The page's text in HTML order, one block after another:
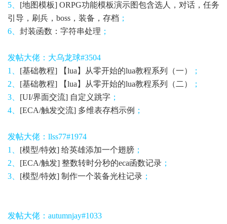
5、 [地图模板] ORPG功能模板演示图包含选人，对话，任务
引导，刷兵，boss，装备，存档 ；
6、 封装函数：字符串处理 ；
发帖大佬：大乌龙球#3504
1、 [基础教程] 【lua】从零开始的lua教程系列（一）
；
2、 [基础教程] 【lua】从零开始的lua教程系列（二）
；
3、 [UI/界面交流] 自定义跳字 ；
4、 [ECA/触发交流] 多维表存档示例 ；
发帖大佬：llss77#1974
1、 [模型/特效] 给英雄添加一个翅膀 ；
2、 [ECA/触发] 整数转时分秒的eca函数记录 ；
3、 [模型/特效] 制作一个装备光柱记录 ；
发帖大佬： autumnjay#1033